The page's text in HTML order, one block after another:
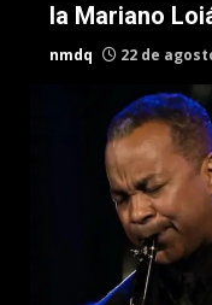
la Mariano
nmdq 22 de